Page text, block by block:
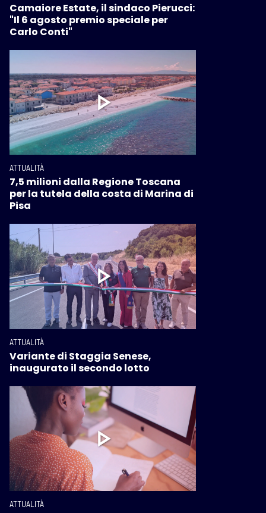
Camaiore Estate, il sindaco Pierucci:
"Il 6 agosto premio speciale per
Carlo Conti"
ATTUALITÀ
7,5 milioni dalla Regione Toscana
per la tutela della costa di Marina di
Pisa
ATTUALITÀ
Variante di Staggia Senese,
inaugurato il secondo lotto
ATTUALITÀ